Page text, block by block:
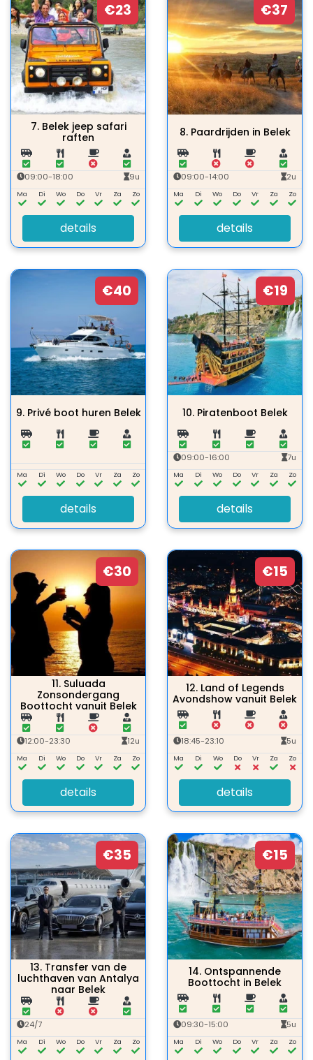
€23
7. Belek jeep safari
raften
09:00-18:00 9u
Ma Di Wo Do Vr Za Zo
details
€37
8. Paardrijden in Belek
09:00-14:00 2u
Ma Di Wo Do Vr Za Zo
details
€40
9. Privé boot huren Belek
Ma Di Wo Do Vr Za Zo
details
€19
10. Piratenboot Belek
09:00-16:00 7u
Ma Di Wo Do Vr Za Zo
details
€30
11. Suluada
Zonsondergang
Boottocht vanuit Belek
12:00-23:30 12u
Ma Di Wo Do Vr Za Zo
details
€15
12. Land of Legends
Avondshow vanuit Belek
18:45-23:10 5u
Ma Di Wo Do Vr Za Zo
details
€35
13. Transfer van de
luchthaven van Antalya
naar Belek
24/7
Ma Di Wo Do Vr Za Zo
€15
14. Ontspannende
Boottocht in Belek
09:30-15:00 5u
Ma Di Wo Do Vr Za Zo